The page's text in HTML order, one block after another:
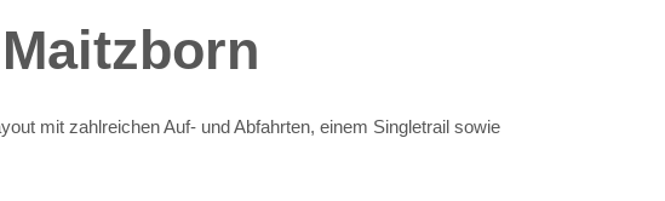
mit zahlreichen Auf- und Abfahrten, einem Singletrail sowie